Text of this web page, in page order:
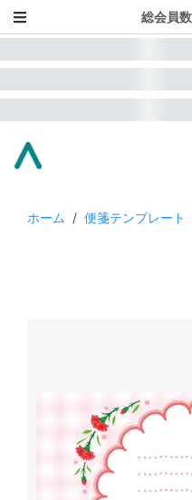
総会員数
ホーム / 便箋テンプレート